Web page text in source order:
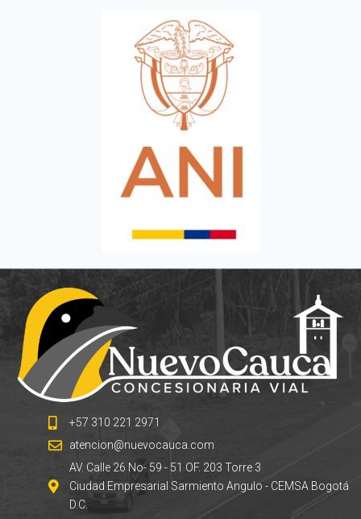
+57 310 221 2971
atencion@nuevocauca.com
AV. Calle 26 No- 59 - 51 OF. 203 Torre 3
Ciudad Empresarial Sarmiento Angulo - CEMSA Bogotá
D.C.